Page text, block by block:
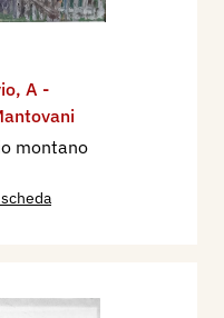
, A -
montano